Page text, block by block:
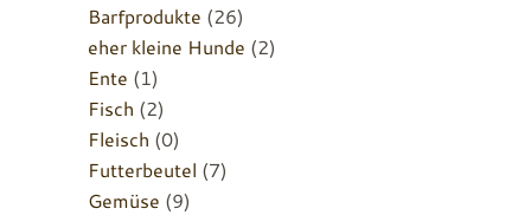
Barfprodukte (26)
eher kleine Hunde (2)
Ente (1)
Fisch (2)
Fleisch (0)
Futterbeutel (7)
Gemüse (9)